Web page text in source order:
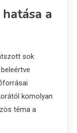
a
sok
komolyan
téma a